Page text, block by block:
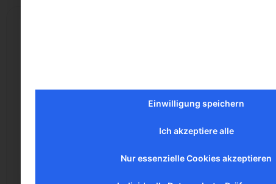
Einwilligung speichern
Ich akzeptiere alle
Nur essenzielle Cookies akzeptieren